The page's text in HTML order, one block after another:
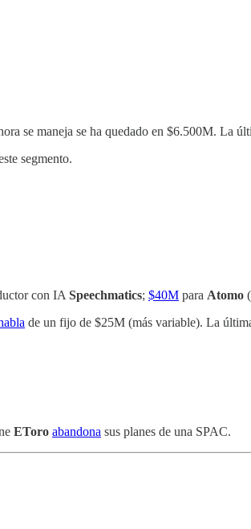
se maneja se ha quedado en $6.500M. La
segmento.
con IA Speechmatics; $40M para Atomo
de un fijo de $25M (más variable). La
EToro abandona sus planes de una SPAC.